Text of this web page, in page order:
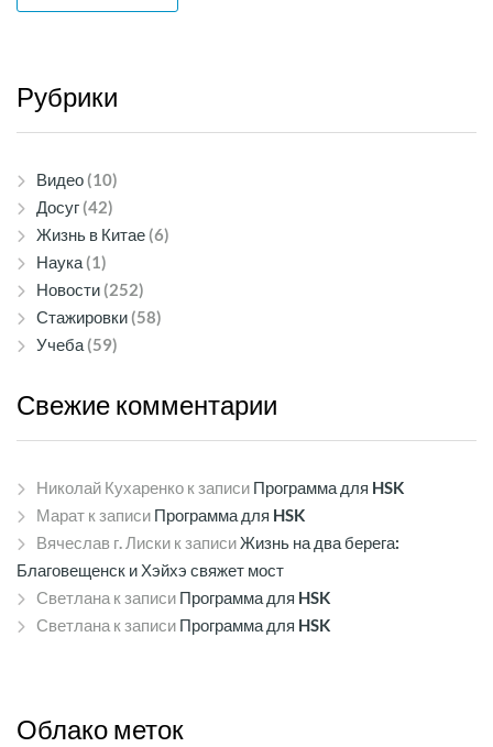
Рубрики
Видео (10)
Досуг (42)
Жизнь в Китае (6)
Наука (1)
Новости (252)
Стажировки (58)
Учеба (59)
Свежие комментарии
Николай Кухаренко к записи Программа для HSK
Марат к записи Программа для HSK
Вячеслав г. Лиски к записиЖизнь на два берега:
Благовещенск и Хэйхэ свяжет мост
Светлана к записи Программа для HSK
Светлана к записи Программа для HSK
Облако меток